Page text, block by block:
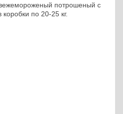
потрошеный с
коробки по 20-25 кг.